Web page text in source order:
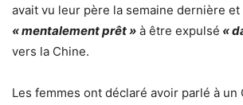
avait vu leur père la semaine dernière et
« mentalement prêt » à être expulsé «
vers la Chine.
Les femmes ont déclaré avoir parlé à un